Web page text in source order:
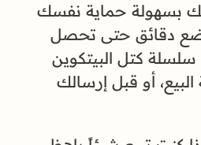
بسهولة حماية نفسك
بضع دقائق حتى تحصل
كتل البيتكوين
أو قبل إرسالك